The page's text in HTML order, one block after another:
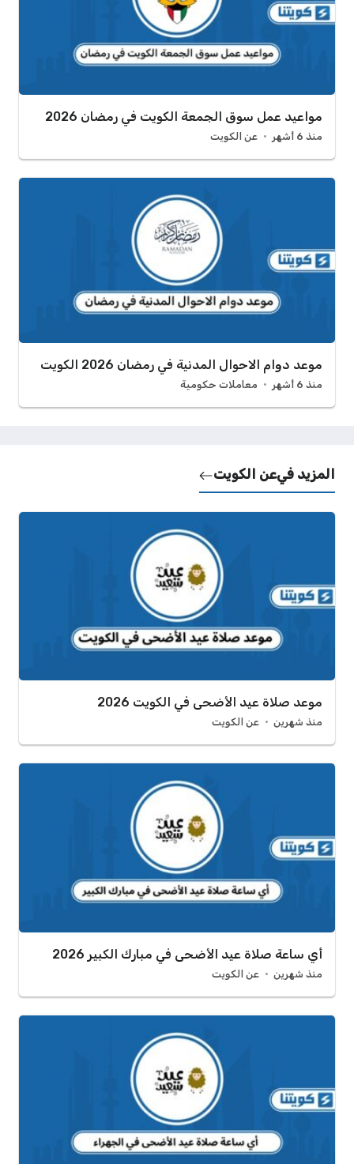
مواعيد عمل سوق الجمعة الكويت في رمضان 2026
منذ 6 أشهر عن الكويت
موعد دوام الاحوال المدنية في رمضان 2026 الكويت
منذ 6 أشهر معاملات حكومية
المزيد فيعن الكويت
موعد صلاة عيد الأضحى في الكويت 2026
منذ شهرين عن الكويت
أي ساعة صلاة عيد الأضحى في مبارك الكبير 2026
منذ شهرين عن الكويت